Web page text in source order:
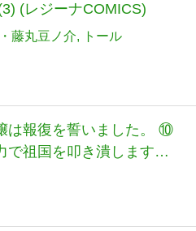
(レジーナCOMICS)
藤丸豆ノ介 トール
は報復を誓いました。 ⑩
で祖国を叩き潰します～
ンコミックス)